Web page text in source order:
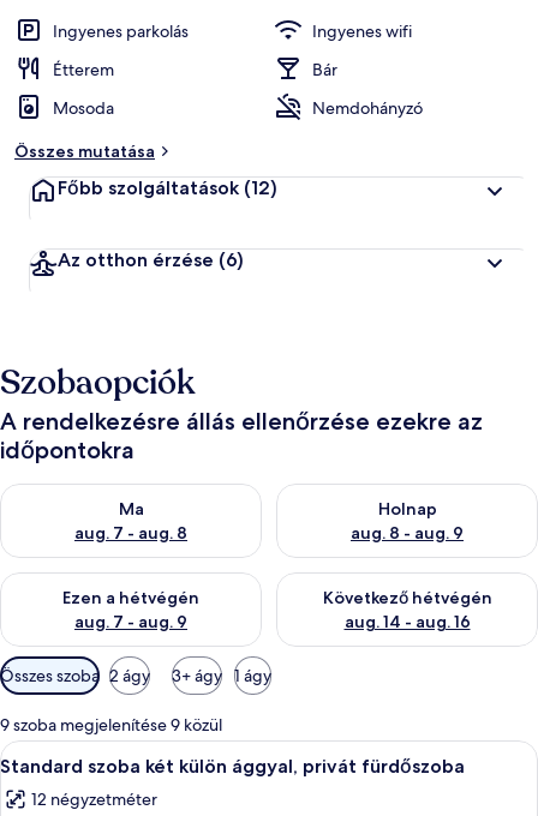
Ingyenes parkolás
Ingyenes wifi
Étterem
Bár
Mosoda
Nemdohányzó
Összes mutatása
Főbb szolgáltatások (12)
Az otthon érzése (6)
Szobaopciók
A rendelkezésre állás ellenőrzése ezekre az
időpontokra
Ma
aug. 7 - aug. 8
A ma esti rendelkezésre állás ellenőrzése: aug. 7 - aug. 8
Holnap
aug. 8 - aug. 9
A holnapi rendelkezésre állás
Ezen a hétvégén
aug. 7 - aug. 9
A mostani hétvégi rendelkezésre állás ellenőrzése: aug. 7 -
Következő hétvégén
aug. 14 - aug. 16
A következő hétvégi
Szobákhoz
rendelkezésre
álló
szűrők
Összes szoba 2 ágy 3+ ágy 1 ágy
9 szoba megjelenítése 9 közül
A
következő
szoba
Egy szállodai szoba, amelyben van
7
Standard szoba két külön ággyal, privát fürdőszoba
12 négyzetméter